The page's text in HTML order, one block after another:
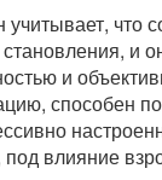
что
и
и
способен
под влияние